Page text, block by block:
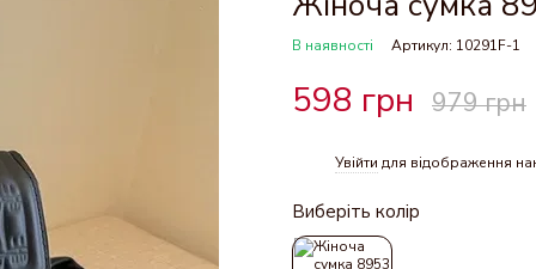
В наявності Артикул: 10291F-1
598 грн 979 грн
Увійти для відображення
Виберіть колір